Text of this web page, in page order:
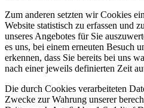
Zum anderen setzten wir Cookies
Website statistisch zu erfassen und
unseres Angebotes für Sie
es uns, bei einem erneuten Besuch
erkennen, dass Sie bereits bei uns
nach einer jeweils definierten Zeit
Die durch Cookies verarbeiteten
Zwecke zur Wahrung unserer